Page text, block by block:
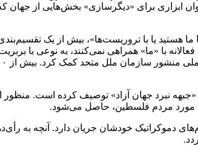
ابزاری برای «دیگرسازی» بخش‌هایی از
هستید یا با تروریست‌ها»، بیش از یک
با «ما» همراهی نمی‌کنند، به نوعی با
«جبهه نبرد جهان آزاد» توصیف کرده است.
مورد مردم فلسطین، حاصل می‌شود.
دموکراتیک خودشان جریان دارد. آنچه به